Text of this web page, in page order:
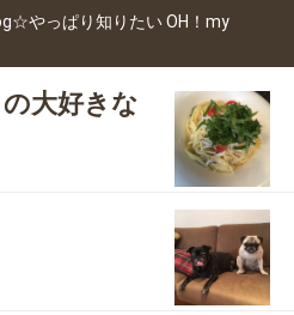
やっぱり知りたい OH！my
大好きな